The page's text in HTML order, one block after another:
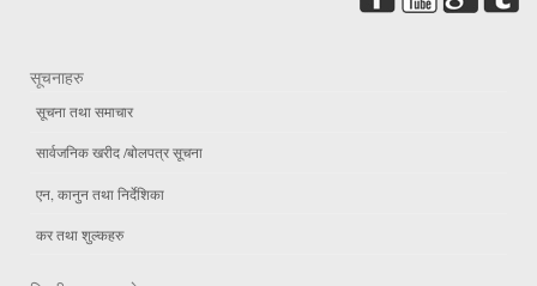
सूचनाहरु
सूचना तथा समाचार
सार्वजनिक खरीद /बोलपत्र सूचना
एन, कानुन तथा निर्देशिका
कर तथा शुल्कहरु